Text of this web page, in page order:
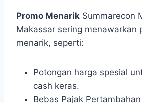
Promo Menarik Summarecon
Makassar sering menawarkan
menarik, seperti:
Potongan harga spesial
cash keras.
Bebas Pajak